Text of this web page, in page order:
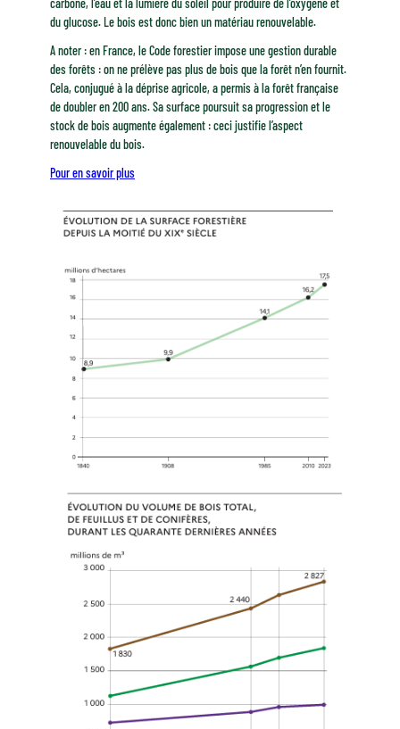
carbone, l’eau et la lumière du soleil pour produire de l’oxygène et
du glucose. Le bois est donc bien un matériau renouvelable.
A noter : en France, le Code forestier impose une gestion durable
des forêts : on ne prélève pas plus de bois que la forêt n’en fournit.
Cela, conjugué à la déprise agricole, a permis à la forêt française
de doubler en 200 ans. Sa surface poursuit sa progression et le
stock de bois augmente également : ceci justifie l’aspect
renouvelable du bois.
Pour en savoir plus